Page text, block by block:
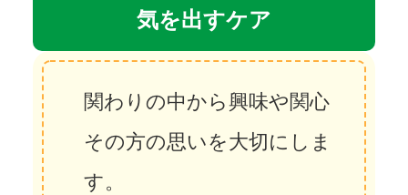
気を出すケア
関わりの中から興味や関心
その方の思いを大切にしま
す。